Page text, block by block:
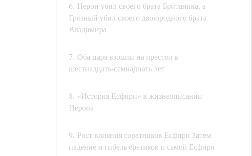
6. Нерон убил своего брата Британика, а
Грозный убил своего двоюродного брата
Владимира
7. Оба царя взошли на престол в
шестнадцать-семнадцать лет
8. «История Есфири» в жизнеописании
Нерона
9. Рост влияния соратников Есфири Затем
падение и гибель еретиков и самой Есфири